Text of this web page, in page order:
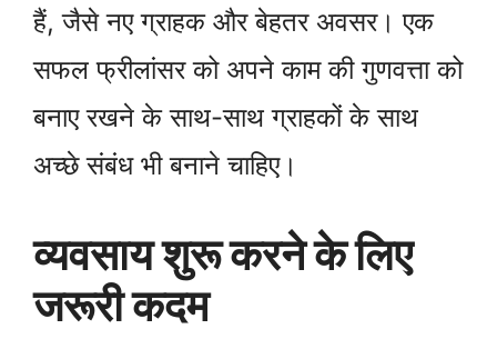
हैं, जैसे नए ग्राहक और बेहतर अवसर। एक
सफल फ्रीलांसर को अपने काम की गुणवत्ता को
बनाए रखने के साथ-साथ ग्राहकों के साथ
अच्छे संबंध भी बनाने चाहिए।
व्यवसाय शुरू करने के लिए
जरूरी कदम